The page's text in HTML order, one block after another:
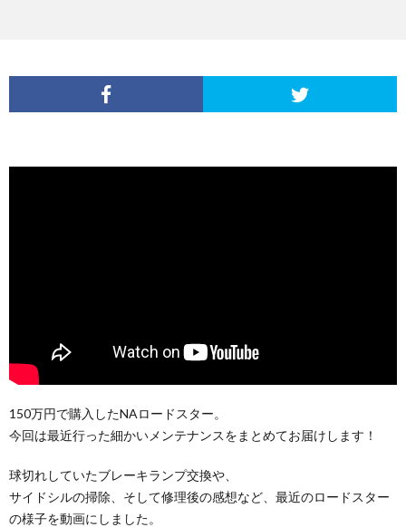
150万円で購入したNAロードスター。
今回は最近行った細かいメンテナンスをまとめてお届けします！
球切れしていたブレーキランプ交換や、
サイドシルの掃除、そして修理後の感想など、最近のロードスター
の様子を動画にしました。